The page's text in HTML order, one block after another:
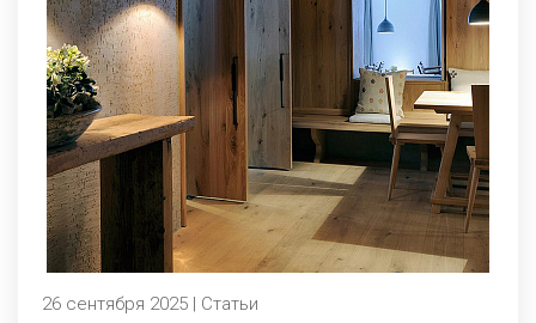
26 сентября 2025 | Статьи